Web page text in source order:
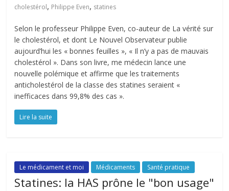
cholestérol, Philippe Even, statines
Selon le professeur Philippe Even, co-auteur de La vérité sur
le cholestérol, et dont Le Nouvel Observateur publie
aujourd’hui les « bonnes feuilles », « Il n’y a pas de mauvais
cholestérol ». Dans son livre, me médecin lance une
nouvelle polémique et affirme que les traitements
anticholestérol de la classe des statines seraient «
inefficaces dans 99,8% des cas ».
Lire la suite
Le médicament et moi Médicaments Santé pratique
Statines: la HAS prône le "bon usage"